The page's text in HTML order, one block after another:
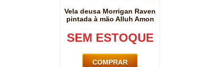
Vela deusa Morrigan Raven
pintada à mão Alluh Amon
SEM ESTOQUE
COMPRAR